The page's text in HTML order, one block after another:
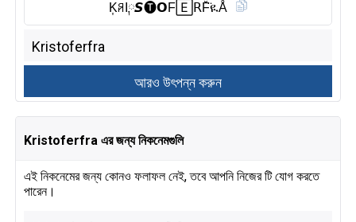
K͎ꋪI༙𝙎🅣︎𝗢F🄴𝖱F̆̈ዪÅ
Kristoferfra এর জন্য নিকনেমগুলি
এই নিকনেমের জন্য কোনও ফলাফল নেই, তবে আপনি নিজের টি যোগ করতে
পারেন।